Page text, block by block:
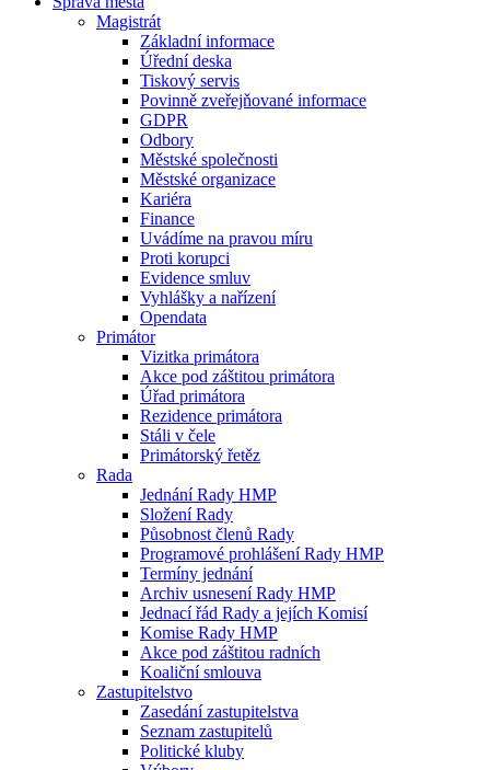
Magistrát
Základní informace
Úřední deska
Tiskový servis
Povinně zveřejňované informace
GDPR
Odbory
Městské společnosti
Městské organizace
Kariéra
Finance
Uvádíme na pravou míru
Proti korupci
Evidence smluv
Vyhlášky a nařízení
Opendata
Primátor
Vizitka primátora
Akce pod záštitou primátora
Úřad primátora
Rezidence primátora
Stáli v čele
Primátorský řetěz
Rada
Jednání Rady HMP
Složení Rady
Působnost členů Rady
Programové prohlášení Rady HMP
Termíny jednání
Archiv usnesení Rady HMP
Jednací řád Rady a jejích Komisí
Komise Rady HMP
Akce pod záštitou radních
Koaliční smlouva
Zastupitelstvo
Zasedání zastupitelstva
Seznam zastupitelů
Politické kluby